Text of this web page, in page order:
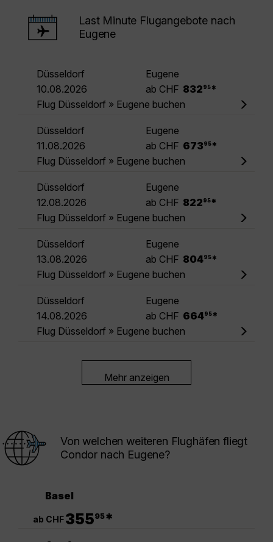
Last Minute Flugangebote nach
Eugene
Düsseldorf
Eugene
10.08.2026
ab CHF 832 95 *
Flug Düsseldorf » Eugene buchen
Düsseldorf
Eugene
11.08.2026
ab CHF 673 95 *
Flug Düsseldorf » Eugene buchen
Düsseldorf
Eugene
12.08.2026
ab CHF 822 95 *
Flug Düsseldorf » Eugene buchen
Düsseldorf
Eugene
13.08.2026
ab CHF 80495 *
Flug Düsseldorf » Eugene buchen
Düsseldorf
Eugene
14.08.2026
ab CHF 66495 *
Flug Düsseldorf » Eugene buchen
Mehr anzeigen
Von welchen weiteren Flughäfen fliegt
Condor nach Eugene?
Basel
ab CHF35595*